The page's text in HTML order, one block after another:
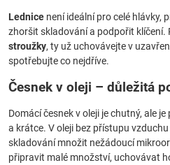
Lednice není ideální pro celé hlávky,
zhoršit skladování a podpořit klíčení.
stroužky, ty už uchovávejte v
spotřebujte co nejdříve.
Česnek v oleji – důležitá
Domácí česnek v oleji je chutný, ale
a krátce. V oleji bez přístupu
skladování množit nežádoucí
připravit malé množství, uchovávat